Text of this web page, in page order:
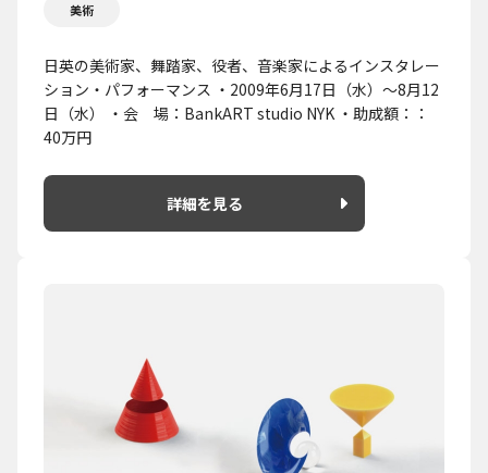
美術
日英の美術家、舞踏家、役者、音楽家によるインスタレー
ション・パフォーマンス ・2009年6月17日（水）～8月12
日（水） ・会 場：BankART studio NYK ・助成額：：
40万円
詳細を見る